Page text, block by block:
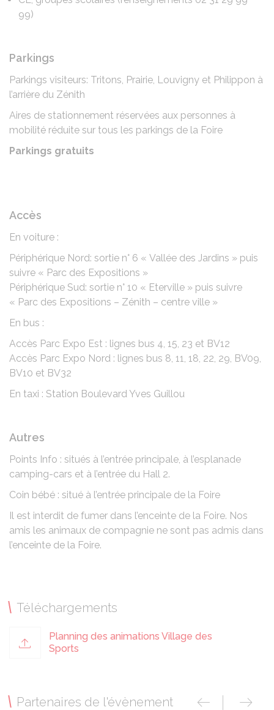
99)
Parkings
Parkings visiteurs: Tritons, Prairie, Louvigny et Philippon à
l’arrière du Zénith
Aires de stationnement réservées aux personnes à
mobilité réduite sur tous les parkings de la Foire
Parkings gratuits
Accès
En voiture :
Périphérique Nord: sortie n° 6 « Vallée des Jardins » puis
suivre « Parc des Expositions »
Périphérique Sud: sortie n° 10 « Eterville » puis suivre
« Parc des Expositions – Zénith – centre ville »
En bus :
Accès Parc Expo Est : lignes bus 4, 15, 23 et BV12
Accès Parc Expo Nord : lignes bus 8, 11, 18, 22, 29, BV09,
BV10 et BV32
En taxi : Station Boulevard Yves Guillou
Autres
Points Info : situés à l’entrée principale, à l’esplanade
camping-cars et à l’entrée du Hall 2.
Coin bébé : situé à l’entrée principale de la Foire
Il est interdit de fumer dans l’enceinte de la Foire. Nos
amis les animaux de compagnie ne sont pas admis dans
l’enceinte de la Foire.
Téléchargements
Planning des animations Village des
Sports
Partenaires de l'évènement